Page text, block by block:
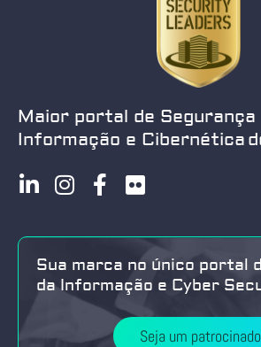
Maior portal de Segurança
Informação e Cibernética
Sua marca no único portal
da Informação e Cyber
Seja um